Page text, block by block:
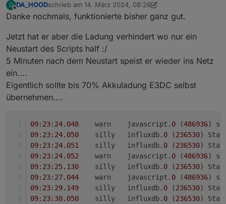
D
Offline
DA_HOODschrieb am 14. März 2024, 08:26
zuletzt editiert von DA_HOOD
Danke nochmals, funktionierte bisher ganz gut.
Jetzt hat er aber die Ladung verhindert wo nur ein
Neustart des Scripts half :/
5 Minuten nach dem Neustart speist er wieder ins Netz
ein....
Eigentlich sollte bis 70% Akkuladung E3DC selbst
übernehmen....
09: 23: 24.048
	warn	javascript.
0 (486936)
09: 23: 24.050
	silly	influxdb.
0 (236530)
09: 23: 24.051
	silly	influxdb.
0 (236530)
09: 23: 24.052
	warn	javascript.
0 (486936)
09: 23: 25.130
	silly	influxdb.
0 (236530)
09: 23: 27.044
	warn	javascript.
0 (486936)
09: 23: 29.149
	silly	influxdb.
0 (236530)
09: 23: 30.050
	silly	influxdb.
0 (236530)